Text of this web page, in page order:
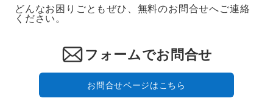
どんなお困りごともぜひ、無料のお問合せへご連絡
ください。
フォームでお問合せ
お問合せページはこちら